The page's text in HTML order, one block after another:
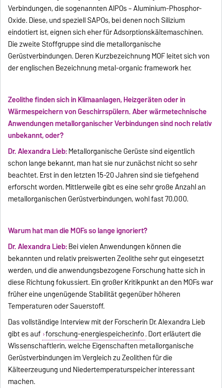
Verbindungen, die sogenannten AlPOs – Aluminium-Phosphor-
Oxide. Diese, und speziell SAPOs, bei denen noch Silizium
eindotiert ist, eignen sich eher für Adsorptionskältemaschinen.
Die zweite Stoffgruppe sind die metallorganische
Gerüstverbindungen. Deren Kurzbezeichnung MOF leitet sich von
der englischen Bezeichnung metal-organic framework her.
Zeolithe finden sich in Klimaanlagen, Heizgeräten oder in
Wärmespeichern von Geschirrspülern. Aber wärmetechnische
Anwendungen metallorganischer Verbindungen sind noch relativ
unbekannt, oder?
Dr. Alexandra Lieb:Metallorganische Gerüste sind eigentlich
schon lange bekannt, man hat sie nur zunächst nicht so sehr
beachtet. Erst in den letzten 15-20 Jahren sind sie tiefgehend
erforscht worden. Mittlerweile gibt es eine sehr große Anzahl an
metallorganischen Gerüstverbindungen, wohl fast 70.000.
Warum hat man die MOFs so lange ignoriert?
Dr. Alexandra Lieb:Bei vielen Anwendungen können die
bekannten und relativ preiswerten Zeolithe sehr gut eingesetzt
werden, und die anwendungsbezogene Forschung hatte sich in
diese Richtung fokussiert. Ein großer Kritikpunkt an den MOFs war
früher eine ungenügende Stabilität gegenüber höheren
Temperaturen oder Sauerstoff.
Das vollständige Interview mit der Forscherin Dr. Alexandra Lieb
gibt es auf forschung-energiespeicher.info. Dort erläutert die
Wissenschaftlerin, welche Eigenschaften metallorganische
Gerüstverbindungen im Vergleich zu Zeolithen für die
Kälteerzeugung und Niedertemperaturspeicher interessant
machen.